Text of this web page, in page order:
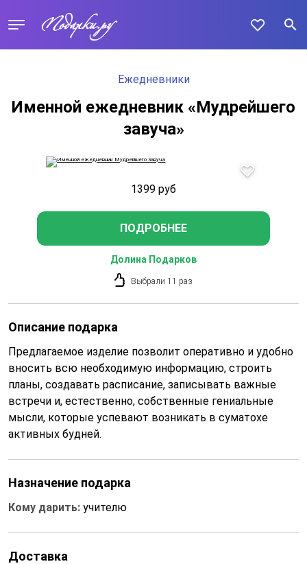
Ежедневники
Именной ежедневник «Мудрейшего
завуча»
1399 руб
ПОДРОБНЕЕ
Долина Подарков
Выбрали 11 раз
Описание подарка
Предлагаемое изделие позволит оперативно и удобно
вносить всю необходимую информацию, строить
планы, создавать расписание, записывать важные
встречи и, естественно, собственные гениальные
мысли, которые успевают возникать в суматохе
активных будней.
Назначение подарка
Кому дарить: учителю
Доставка